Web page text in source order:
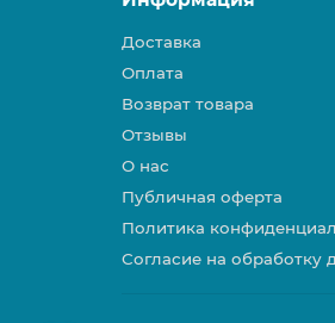
Доставка
Оплата
Возврат товара
Отзывы
О нас
Публичная оферта
Политика
Согласие на обработку